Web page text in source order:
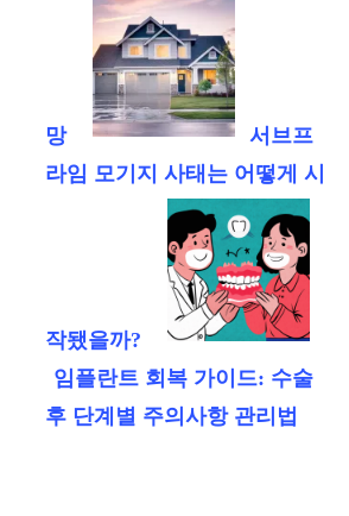
망
서브프
라임 모기지 사태는 어떻게 시
작됐을까?
임플란트 회복 가이드: 수술
후 단계별 주의사항 관리법